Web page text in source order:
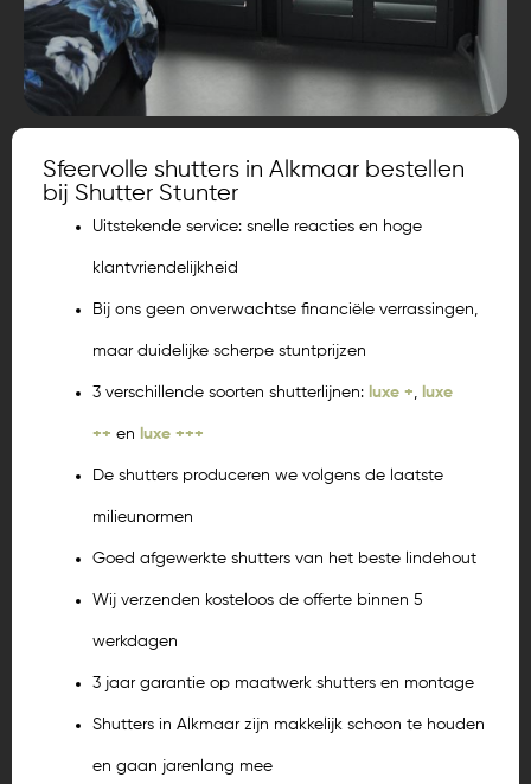
Sfeervolle shutters in Alkmaar bestellen
bij Shutter Stunter
Uitstekende service: snelle reacties en hoge
klantvriendelijkheid
Bij ons geen onverwachtse financiële verrassingen,
maar duidelijke scherpe stuntprijzen
3 verschillende soorten shutterlijnen: luxe + luxe
++ en luxe +++
De shutters produceren we volgens de laatste
milieunormen
Goed afgewerkte shutters van het beste lindehout
Wij verzenden kosteloos de offerte binnen 5
werkdagen
3 jaar garantie op maatwerk shutters en montage
Shutters in Alkmaar zijn makkelijk schoon te houden
en gaan jarenlang mee